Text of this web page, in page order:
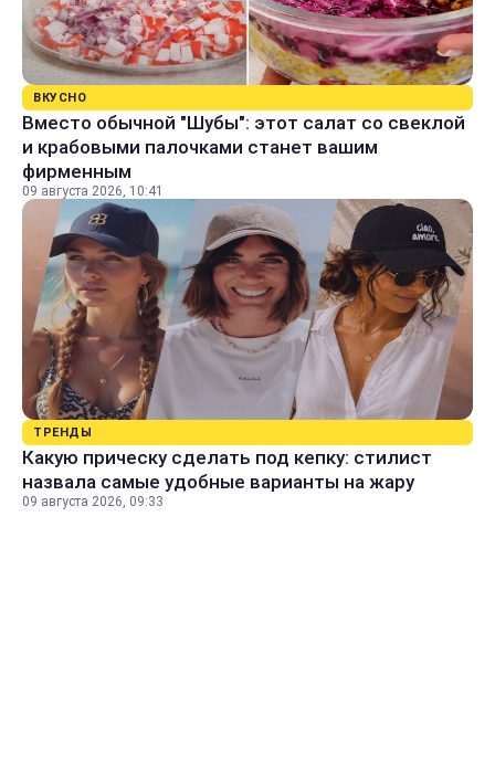
ВКУСНО
Вместо обычной "Шубы": этот салат со свеклой
и крабовыми палочками станет вашим
фирменным
09 августа 2026, 10:41
ТРЕНДЫ
Какую прическу сделать под кепку: стилист
назвала самые удобные варианты на жару
09 августа 2026, 09:33